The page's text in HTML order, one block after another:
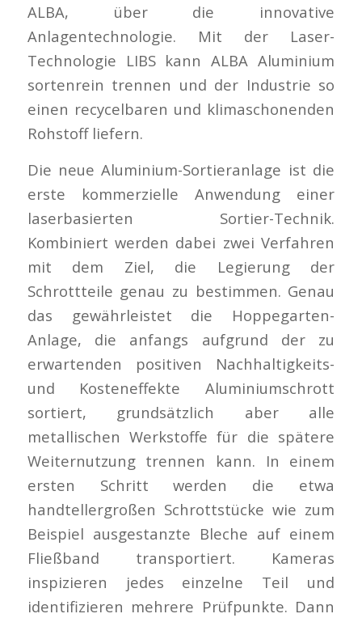
ALBA, über die innovative
Anlagentechnologie. Mit der Laser-
Technologie LIBS kann ALBA Aluminium
sortenrein trennen und der Industrie so
einen recycelbaren und klimaschonenden
Rohstoff liefern.
Die neue Aluminium-Sortieranlage ist die
erste kommerzielle Anwendung einer
laserbasierten Sortier-Technik.
Kombiniert werden dabei zwei Verfahren
mit dem Ziel, die Legierung der
Schrottteile genau zu bestimmen. Genau
das gewährleistet die Hoppegarten-
Anlage, die anfangs aufgrund der zu
erwartenden positiven Nachhaltigkeits-
und Kosteneffekte Aluminiumschrott
sortiert, grundsätzlich aber alle
metallischen Werkstoffe für die spätere
Weiternutzung trennen kann. In einem
ersten Schritt werden die etwa
handtellergroßen Schrottstücke wie zum
Beispiel ausgestanzte Bleche auf einem
Fließband transportiert. Kameras
inspizieren jedes einzelne Teil und
identifizieren mehrere Prüfpunkte. Dann